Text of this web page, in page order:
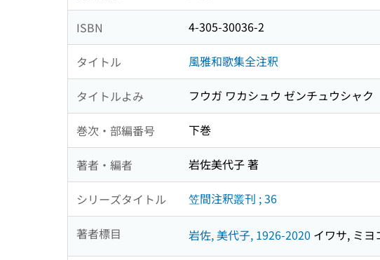
ISBN 4-305-30036-2
タイトル 風雅和歌集全注釈
タイトルよみ フウガ ワカシュウ ゼンチュウシャク
巻次・部編番号 下巻
著者・編者 岩佐美代子 著
シリーズタイトル 笠間注釈叢刊 ; 36
著者標目 岩佐, 美代子, 1926-2020 イワサ, ミヨ